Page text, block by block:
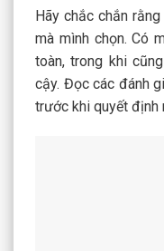
Hãy chắc chắn
mà mình chọn. Có
toàn, trong khi
cậy. Đọc các đánh
trước khi quyết định